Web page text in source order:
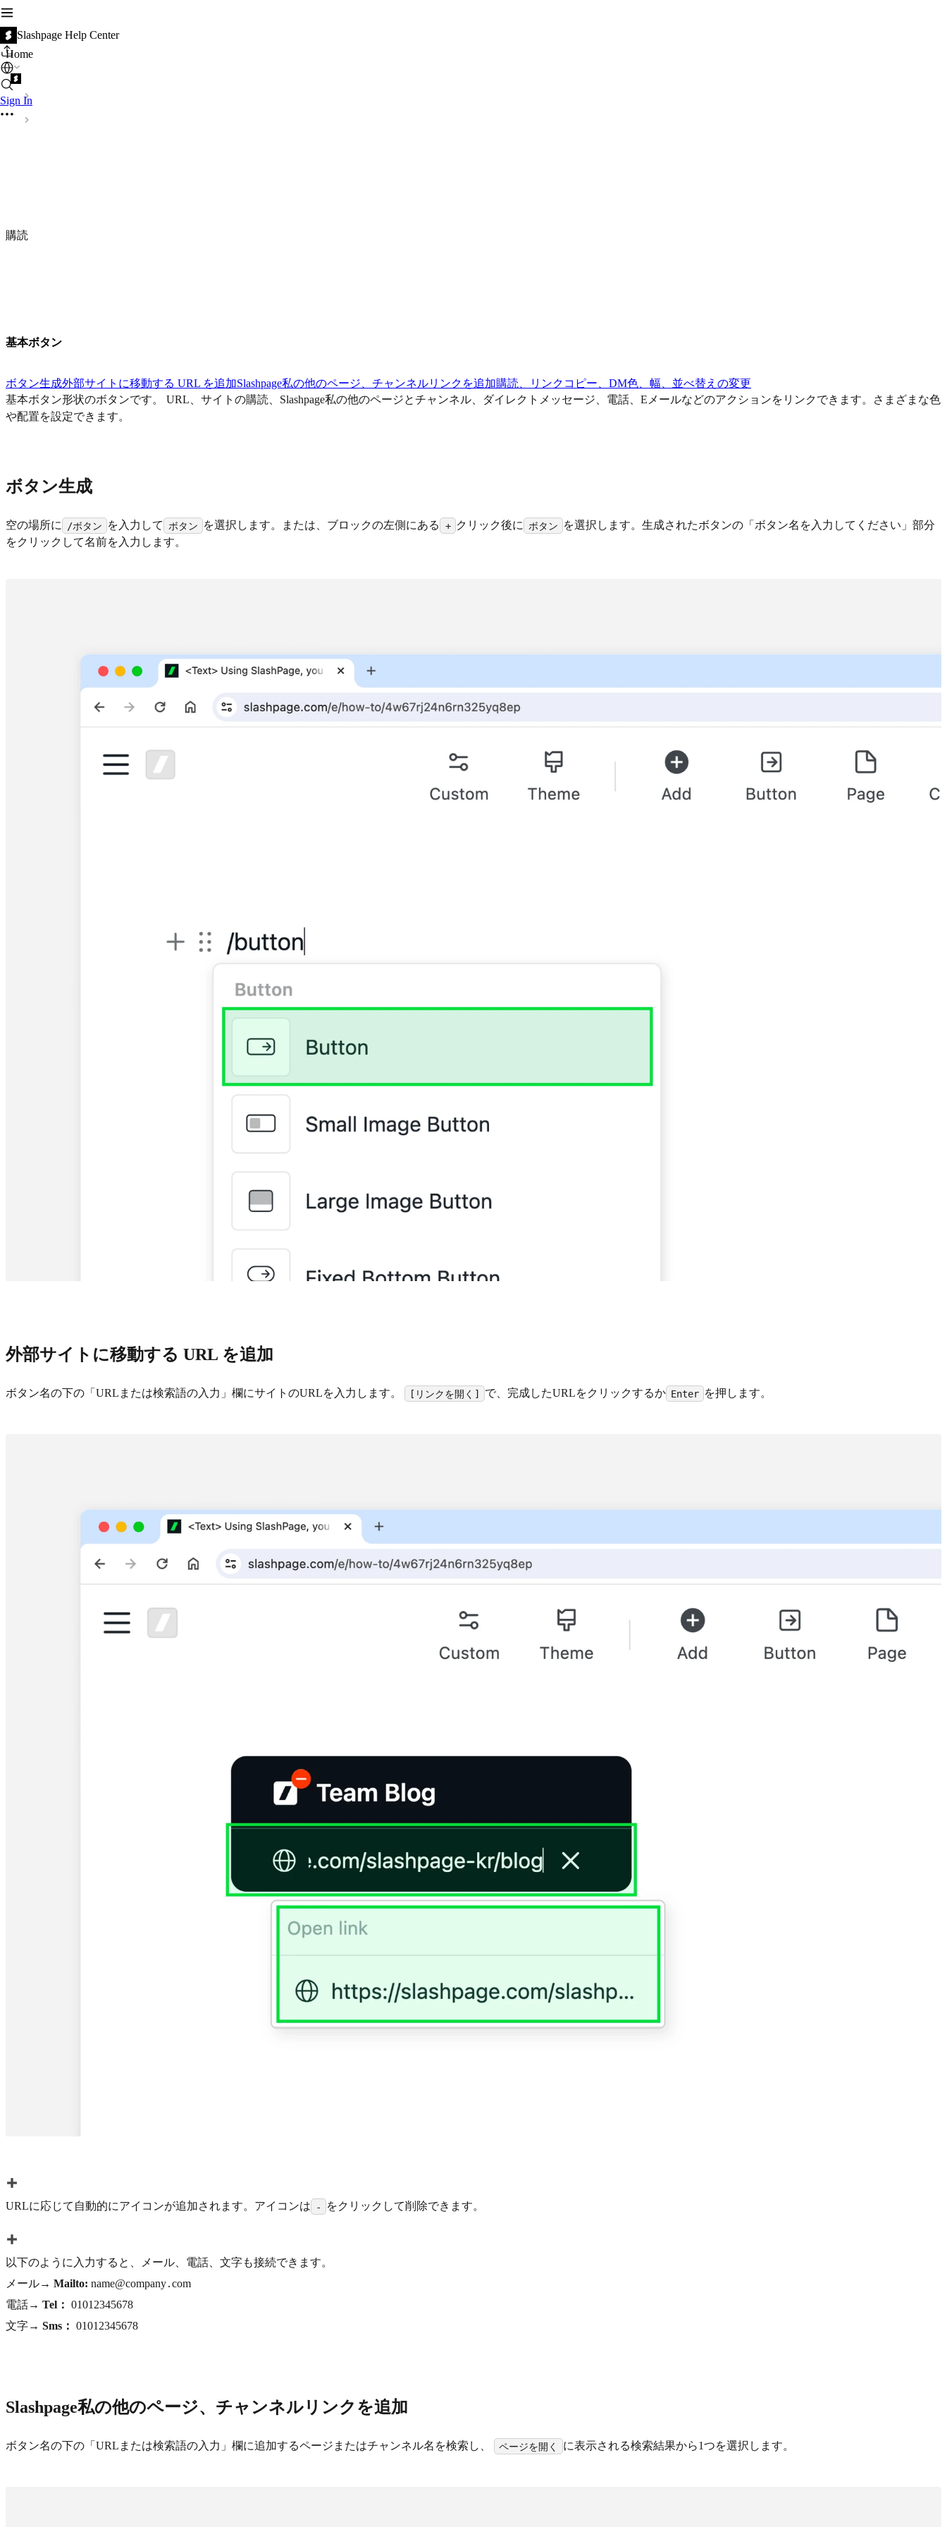
Slashpage Help Center
Sign In
Home
購読
基本ボタン
ボタン生成外部サイトに移動する URL を追加Slashpage私の他のページ、チャンネルリンクを追加購読、リンクコピー、DM色、幅、並べ替えの変更
基本ボタン形状のボタンです。 URL、サイトの購読、Slashpage私の他のページとチャンネル、ダイレクトメッセージ、電話、Eメールなどのアクションをリンクできます。さまざまな色
や配置を設定できます。
ボタン生成
空の場所に /ボタン を入力して ボタン を選択します。または、ブロックの左側にある + クリック後に ボタン
を選択します。生成されたボタンの「ボタン名を入力してください」部分
をクリックして名前を入力します。
外部サイトに移動する URL を追加
ボタン名の下の「URLまたは検索語の入力」欄にサイトのURLを入力します。 [リンクを開く] で、完成したURLをクリックするか Enter を押します。
URLに応じて自動的にアイコンが追加されます。アイコンは - をクリックして削除できます。
以下のように入力すると、メール、電話、文字も接続できます。
メール→ Mailto: name@company․com
電話→ Tel： 01012345678
文字→ Sms： 01012345678
Slashpage私の他のページ、チャンネルリンクを追加
ボタン名の下の「URLまたは検索語の入力」欄に追加するページまたはチャンネル名を検索し、 ページを開く に表示される検索結果から1つを選択します。